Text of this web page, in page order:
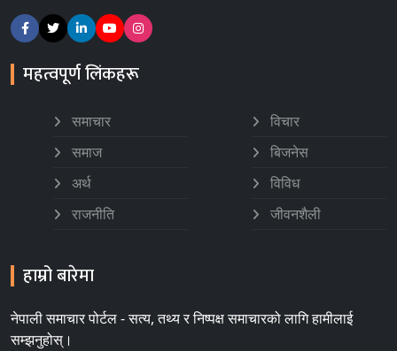
महत्वपूर्ण लिंकहरू
समाचार
समाज
अर्थ
राजनीति
विचार
बिजनेस
विविध
जीवनशैली
हाम्रो बारेमा
नेपाली समाचार पोर्टल - सत्य, तथ्य र निष्पक्ष समाचारको लागि हामीलाई
सम्झनुहोस्।